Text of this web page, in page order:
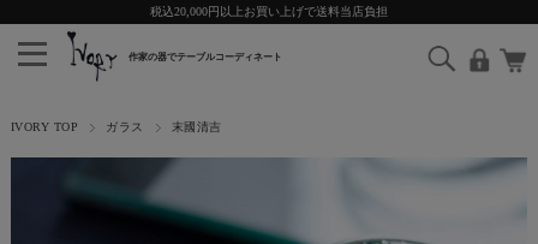
税込20,000円以上お買い上げで送料当店負担
IVORY TOP ガラス 末國清吉